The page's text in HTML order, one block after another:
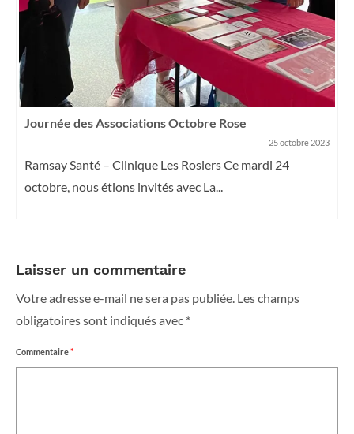
Journée des Associations Octobre Rose
25 octobre 2023
Ramsay Santé – Clinique Les Rosiers Ce mardi 24
octobre, nous étions invités avec La...
Laisser un commentaire
Votre adresse e-mail ne sera pas publiée. Les champs
obligatoires sont indiqués avec *
Commentaire*